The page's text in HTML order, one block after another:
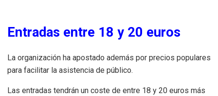
Entradas entre 18 y 20 euros
La organización ha apostado además por precios populares
para facilitar la asistencia de público.
Las entradas tendrán un coste de entre 18 y 20 euros más